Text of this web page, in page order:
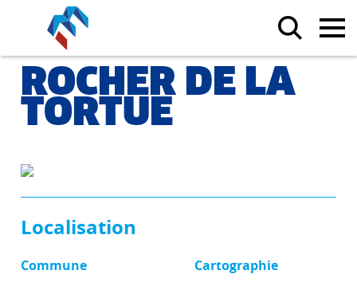
ROCHER DE LA
TORTUE
Localisation
Commune
Cartographie